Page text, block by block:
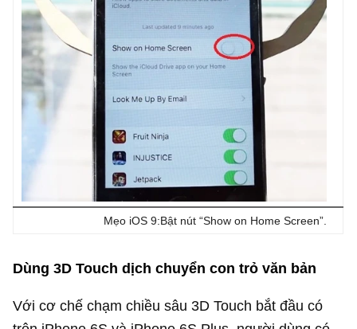
Mẹo iOS 9:Bật nút “Show on Home Screen”.
Dùng 3D Touch dịch chuyển con trỏ văn bản
Với cơ chế chạm chiều sâu 3D Touch bắt đầu có